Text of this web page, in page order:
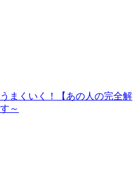
まくいく！【あの人の完全解
～